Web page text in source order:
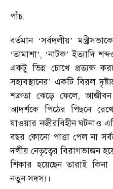
পাঁচ.
বর্তমান ‘সর্বদলীয়’
‘তামাশা’, ‘নাটক’ ইত্যাদি
একটু ভিন্ন চোখে প্রত্যক্ষ
সহাবস্থানের’ একটি বিরল
শত্রুতা ঝেড়ে ফেলে,
আদর্শকে পিঠের পিছনে
যাওয়ার নজীরবিহীন ঘটনাও
বছর কোনো পাত্তা পেল না
দলীয় নেতৃত্বের বিরাগভাজন
শিকার হয়েছেন তারাই কিনা
নতুন সদস্য।